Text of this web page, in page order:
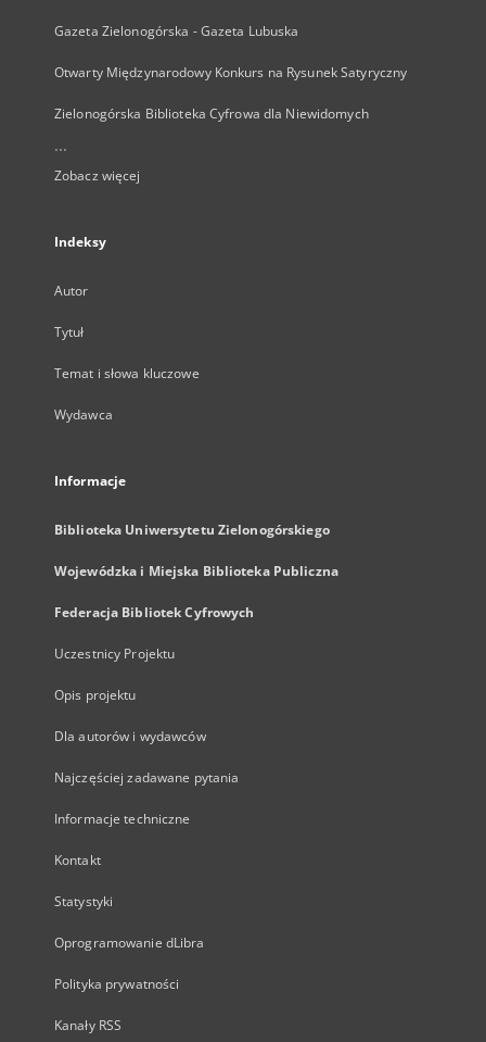
Gazeta Zielonogórska - Gazeta Lubuska
Otwarty Międzynarodowy Konkurs na Rysunek Satyryczny
Zielonogórska Biblioteka Cyfrowa dla Niewidomych
...
Zobacz więcej
Indeksy
Autor
Tytuł
Temat i słowa kluczowe
Wydawca
Informacje
Biblioteka Uniwersytetu Zielonogórskiego
Wojewódzka i Miejska Biblioteka Publiczna
Federacja Bibliotek Cyfrowych
Uczestnicy Projektu
Opis projektu
Dla autorów i wydawców
Najczęściej zadawane pytania
Informacje techniczne
Kontakt
Statystyki
Oprogramowanie dLibra
Polityka prywatności
Kanały RSS